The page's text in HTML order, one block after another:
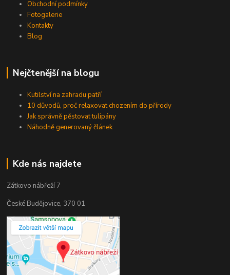
Obchodní podmínky
Fotogalerie
Kontakty
Blog
Nejčtenější na blogu
Kutilství na zahradu patří
10 důvodů, proč relaxovat chozením do přírody
Jak správně pěstovat tulipány
Náhodně generovaný článek
Kde nás najdete
Zátkovo nábřeží 7
České Budějovice, 370 01